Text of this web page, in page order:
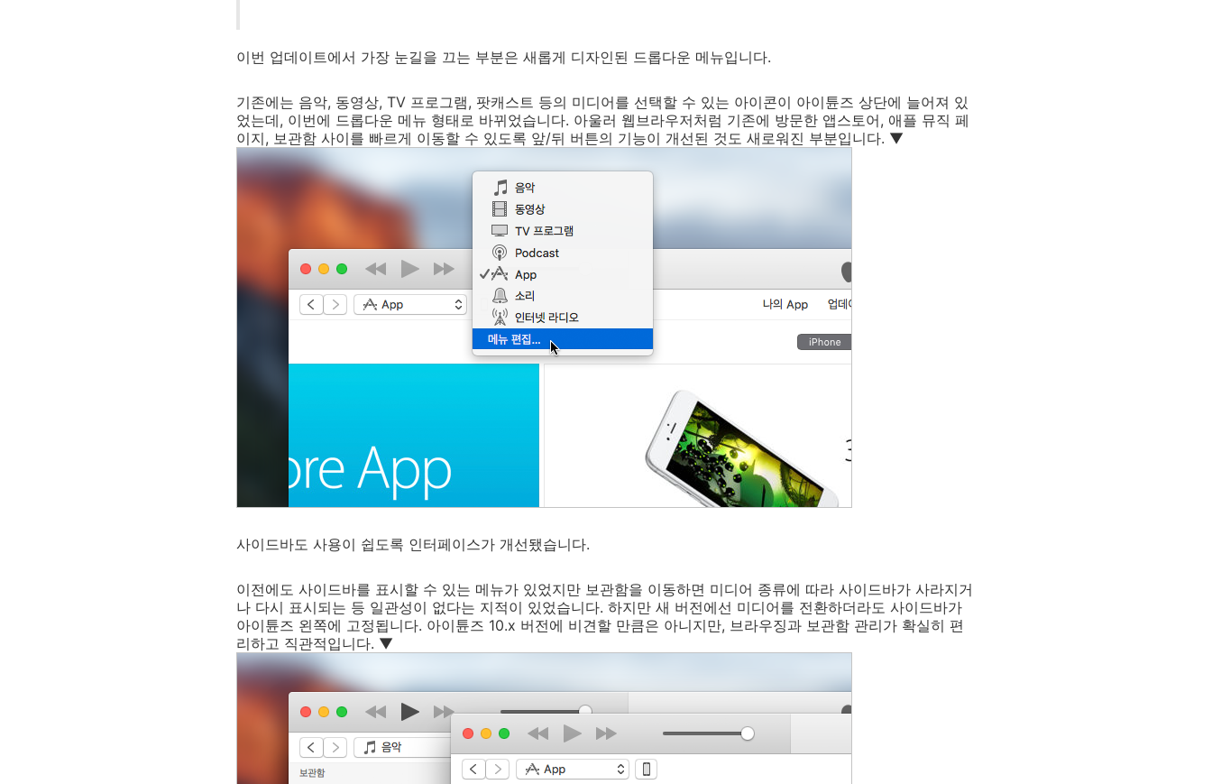
이번 업데이트에서 가장 눈길을 끄는 부분은 새롭게 디자인된 드롭다운 메뉴입니다.
기존에는 음악, 동영상, TV 프로그램, 팟캐스트 등의 미디어를 선택할 수 있는 아이콘이 아이튠즈 상단에 늘어져 있
었는데, 이번에 드롭다운 메뉴 형태로 바뀌었습니다. 아울러 웹브라우저처럼 기존에 방문한 앱스토어, 애플 뮤직 페
이지, 보관함 사이를 빠르게 이동할 수 있도록 앞/뒤 버튼의 기능이 개선된 것도 새로워진 부분입니다. ▼
사이드바도 사용이 쉽도록 인터페이스가 개선됐습니다.
이전에도 사이드바를 표시할 수 있는 메뉴가 있었지만 보관함을 이동하면 미디어 종류에 따라 사이드바가 사라지거
나 다시 표시되는 등 일관성이 없다는 지적이 있었습니다. 하지만 새 버전에선 미디어를 전환하더라도 사이드바가
아이튠즈 왼쪽에 고정됩니다. 아이튠즈 10.x 버전에 비견할 만큼은 아니지만, 브라우징과 보관함 관리가 확실히 편
리하고 직관적입니다. ▼